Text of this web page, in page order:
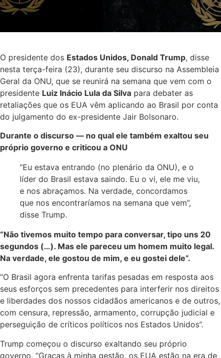
O presidente dos Estados Unidos, Donald Trump, disse
nesta terça-feira (23), durante seu discurso na Assembleia
Geral da ONU, que se reunirá na semana que vem com o
presidente Luiz Inácio Lula da Silva para debater as
retaliações que os EUA vêm aplicando ao Brasil por conta
do julgamento do ex-presidente Jair Bolsonaro.
Durante o discurso — no qual ele também exaltou seu
próprio governo e criticou a ONU
“Eu estava entrando (no plenário da ONU), e o
líder do Brasil estava saindo. Eu o vi, ele me viu,
e nos abraçamos. Na verdade, concordamos
que nos encontraríamos na semana que vem”,
disse Trump.
“Não tivemos muito tempo para conversar, tipo uns 20
segundos (…). Mas ele pareceu um homem muito legal.
Na verdade, ele gostou de mim, e eu gostei dele”.
“O Brasil agora enfrenta tarifas pesadas em resposta aos
seus esforços sem precedentes para interferir nos direitos
e liberdades dos nossos cidadãos americanos e de outros,
com censura, repressão, armamento, corrupção judicial e
perseguição de críticos políticos nos Estados Unidos”.
Trump começou o discurso exaltando seu próprio
governo. “Graças à minha gestão, os EUA estão na era de